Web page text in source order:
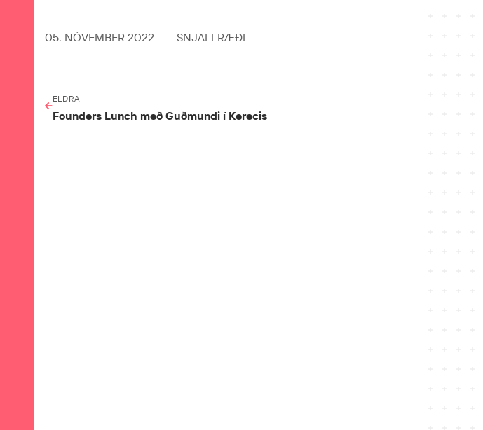
05. NÓVEMBER 2022 SNJALLRÆÐI
ELDRA
Founders Lunch með Guðmundi í Kerecis